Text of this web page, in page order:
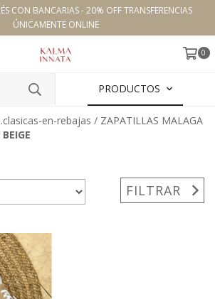
CON BANCARIAS - 20% OFF TRANSFERENCIAS
ÚNICAMENTE ONLINE
0
PRODUCTOS
en-rebajas / ZAPATILLAS MALAGA
FILTRAR